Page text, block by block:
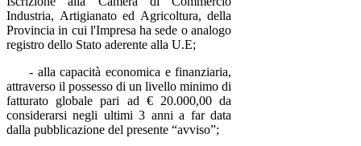
Industria, Artigianato ed Agricoltura, della
Provincia in cui l'Impresa ha sede o analogo
registro dello Stato aderente alla U.E;
- alla capacità economica e finanziaria,
attraverso il possesso di un livello minimo di
fatturato globale pari ad € 20.000,00 da
considerarsi negli ultimi 3 anni a far data
dalla pubblicazione del presente “avviso”;